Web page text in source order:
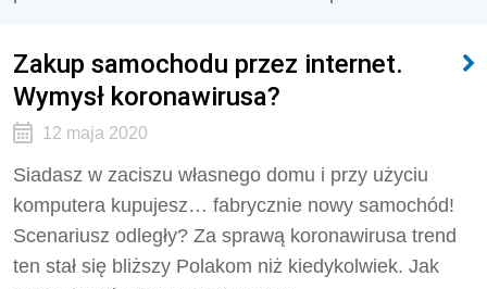
Zakup samochodu przez internet.
Wymysł koronawirusa?
12 maja 2020
Siadasz w zaciszu własnego domu i przy użyciu
komputera kupujesz… fabrycznie nowy samochód!
Scenariusz odległy? Za sprawą koronawirusa trend
ten stał się bliższy Polakom niż kiedykolwiek. Jak